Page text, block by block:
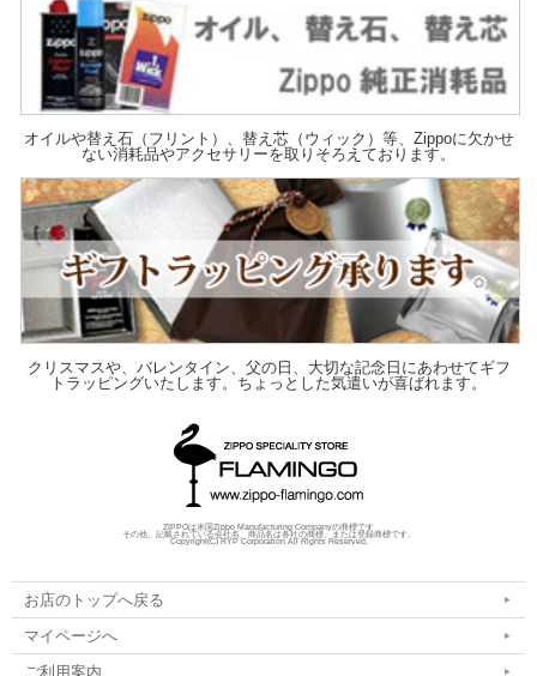
オイルや替え石（フリント）、替え芯（ウィック）等、Zippoに欠かせ
ない消耗品やアクセサリーを取りそろえております。
クリスマスや、バレンタイン、父の日、大切な記念日にあわせてギフ
トラッピングいたします。ちょっとした気遣いが喜ばれます。
ZIPPOは米国Zippo Manufacturing Companyの商標です
その他、記載されている会社名、商品名は各社の商標、または登録商標です。
Copyright(C) RYP Corporation All Rights Reserved.
お店のトップへ戻る
マイページへ
ご利用案内